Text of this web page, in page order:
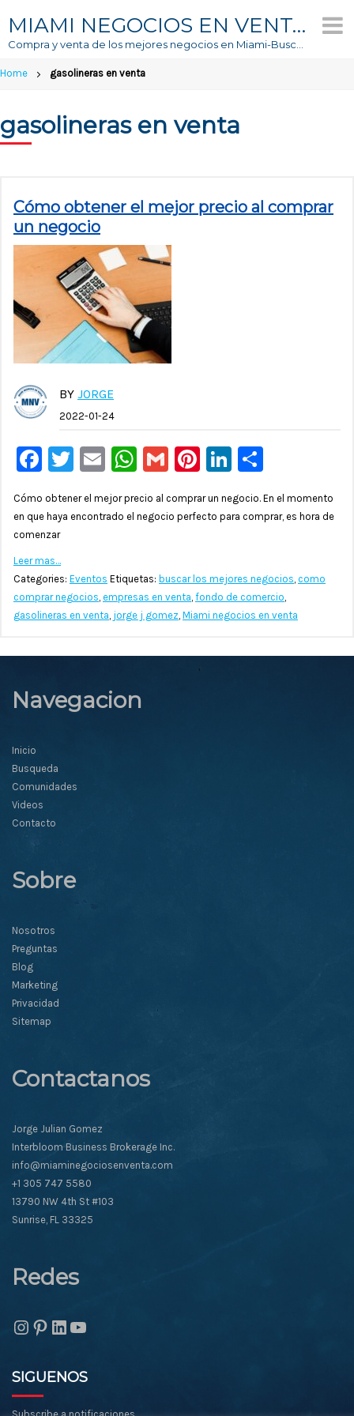
content
MIAMI NEGOCIOS EN VENTA
Home gasolineras en venta
gasolineras en venta
Cómo obtener el mejor precio al comprar
un negocio
BY JORGE
2022-01-24
Facebook
Twitter
EmailWhatsApp
GmailPinterest
LinkedIn
Cómo obtener el mejor precio al comprar un negocio. En el momento
en que haya encontrado el negocio perfecto para comprar, es hora de
comenzar
Leer mas…
Categories: Eventos Etiquetas: buscar los mejores negocios, como
comprar negocios, empresas en venta, fondo de comercio,
gasolineras en venta, jorge j gomez, Miami negocios en venta
Navegacion
Inicio
Busqueda
Comunidades
Videos
Contacto
Sobre
Nosotros
Preguntas
Blog
Marketing
Privacidad
Sitemap
Contactanos
Jorge Julian Gomez
Interbloom Business Brokerage Inc.
info@miaminegociosenventa.com
+1 305 747 5580
13790 NW 4th St #103
Sunrise, FL 33325
Redes
Instagram
Pinterest
LinkedIn
YouTube
SIGUENOS